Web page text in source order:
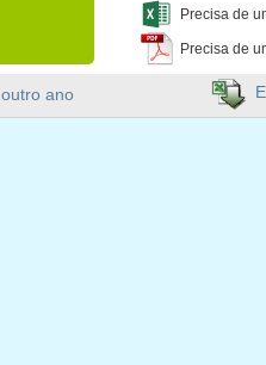
Precisa de
Precisa de
..outro ano